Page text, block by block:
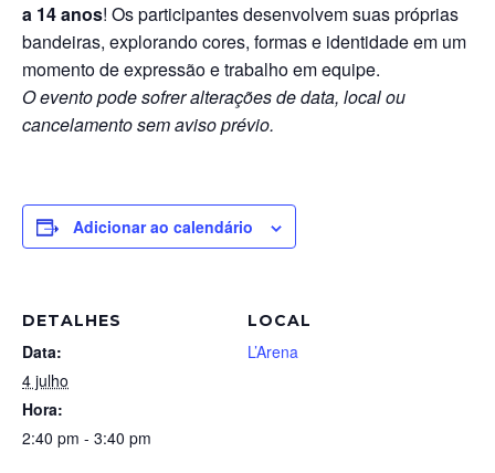
a 14 anos! Os participantes desenvolvem suas próprias
bandeiras, explorando cores, formas e identidade em um
momento de expressão e trabalho em equipe.
O evento pode sofrer alterações de data, local ou
cancelamento sem aviso prévio.
Adicionar ao calendário
DETALHES
Data:
4 julho
Hora:
2:40 pm - 3:40 pm
LOCAL
L’Arena